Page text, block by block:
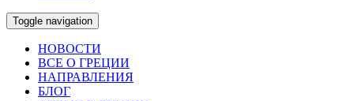
Toggle navigation
НОВОСТИ
ВСЕ О ГРЕЦИИ
НАПРАВЛЕНИЯ
БЛОГ